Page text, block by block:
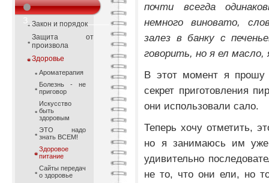
⚫
З_________________
Закон и порядок
Защита от
произвола
Здоровье
Ароматерапия
Болезнь - не
приговор
Искусство
быть
здоровым
ЭТО надо
знать ВСЕМ!
Здоровое
питание
Сайты передач
о здоровье
почти всегда
немного виновато,
залез в банку с
говорить, но я ел
В этот момент я прошу
секрет приготовления
они использовали сало.
Теперь хочу отметить,
но я занимаюсь им
удивительно
не то, что они ели, но